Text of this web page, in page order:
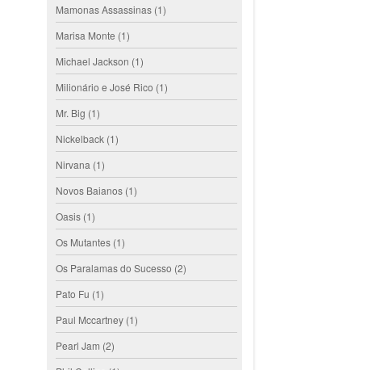
Mamonas Assassinas (1)
Marisa Monte (1)
Michael Jackson (1)
Milionário e José Rico (1)
Mr. Big (1)
Nickelback (1)
Nirvana (1)
Novos Baianos (1)
Oasis (1)
Os Mutantes (1)
Os Paralamas do Sucesso (2)
Pato Fu (1)
Paul Mccartney (1)
Pearl Jam (2)